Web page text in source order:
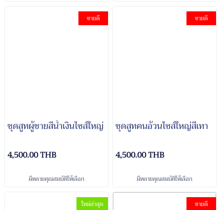
ขายดี
ชุดสูทผู้ชายสีน้ำเงินไซส์ใหญ่
4,500.00 THB
มีหลายคุณสมบัติให้เลือก
ขายดี
ชุดสูทคนอ้วนไซส์ใหญ่สีเทา
4,500.00 THB
มีหลายคุณสมบัติให้เลือก
ใหม่ล่าสุด ขายดี